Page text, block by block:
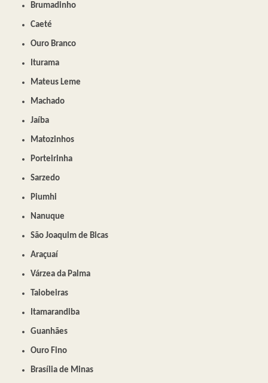
Brumadinho
Caeté
Ouro Branco
Iturama
Mateus Leme
Machado
Jaíba
Matozinhos
Porteirinha
Sarzedo
Piumhi
Nanuque
São Joaquim de Bicas
Araçuaí
Várzea da Palma
Taiobeiras
Itamarandiba
Guanhães
Ouro Fino
Brasília de Minas